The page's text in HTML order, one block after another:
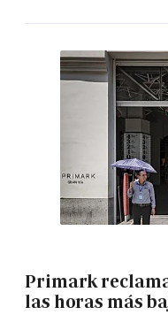
Primark
las horas más